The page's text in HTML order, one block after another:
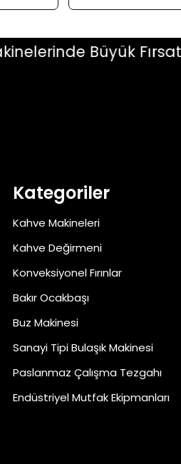
Büyük Fırsat !
Kategoriler
Kahve Makineleri
Kahve Değirmeni
Konveksiyonel Fırınlar
Bakır Ocakbaşı
Buz Makinesi
Sanayi Tipi Bulaşık Makinesi
Paslanmaz Çalışma Tezgahı
Endüstriyel Mutfak Ekipmanları